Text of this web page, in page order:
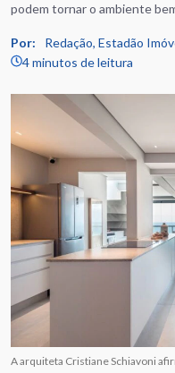
podem tornar o ambiente
Por: Redação, Estadão
4 minutos de leitura
A arquiteta Cristiane Schiavoni